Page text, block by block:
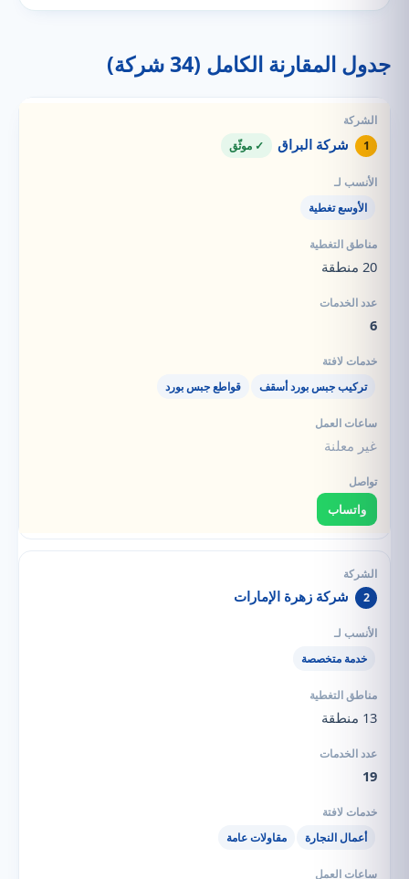
جدول المقارنة الكامل (34 شركة)
1 شركة البراق ✓ موثّق
الأوسع تغطية
20 منطقة
6
تركيب جبس بورد أسقف قواطع جبس بورد
غير معلنة
واتساب
2 شركة زهرة الإمارات
خدمة متخصصة
13 منطقة
19
أعمال النجارة مقاولات عامة